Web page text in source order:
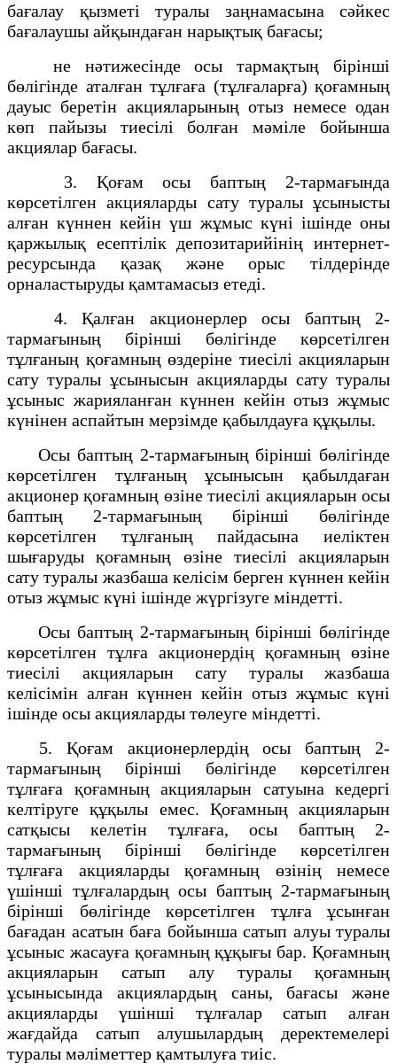
бағалау қызметі туралы заңнамасына сәйкес
бағалаушы айқындаған нарықтық бағасы;
не нәтижесінде осы тармақтың бірінші
бөлігінде аталған тұлғаға (тұлғаларға) қоғамның
дауыс беретін акцияларының отыз немесе одан
көп пайызы тиесілі болған мәміле бойынша
акциялар бағасы.
3. Қоғам осы баптың 2-тармағында
көрсетілген акцияларды сату туралы ұсынысты
алған күннен кейін үш жұмыс күні ішінде оны
қаржылық есептілік депозитарийінің интернет-
ресурсында қазақ және орыс тілдерінде
орналастыруды қамтамасыз етеді.
4. Қалған акционерлер осы баптың 2-
тармағының бірінші бөлігінде көрсетілген
тұлғаның қоғамның өздеріне тиесілі акцияларын
сату туралы ұсынысын акцияларды сату туралы
ұсыныс жарияланған күннен кейін отыз жұмыс
күнінен аспайтын мерзімде қабылдауға құқылы.
Осы баптың 2-тармағының бірінші бөлігінде
көрсетілген тұлғаның ұсынысын қабылдаған
акционер қоғамның өзіне тиесілі акцияларын осы
баптың 2-тармағының бірінші бөлігінде
көрсетілген тұлғаның пайдасына иеліктен
шығаруды қоғамның өзіне тиесілі акцияларын
сату туралы жазбаша келісім берген күннен кейін
отыз жұмыс күні ішінде жүргізуге міндетті.
Осы баптың 2-тармағының бірінші бөлігінде
көрсетілген тұлға акционердің қоғамның өзіне
тиесілі акцияларын сату туралы жазбаша
келісімін алған күннен кейін отыз жұмыс күні
ішінде осы акцияларды төлеуге міндетті.
5. Қоғам акционерлердің осы баптың 2-
тармағының бірінші бөлігінде көрсетілген
тұлғаға қоғамның акцияларын сатуына кедергі
келтіруге құқылы емес. Қоғамның акцияларын
сатқысы келетін тұлғаға, осы баптың 2-
тармағының бірінші бөлігінде көрсетілген
тұлғаға акцияларды қоғамның өзінің немесе
үшінші тұлғалардың осы баптың 2-тармағының
бірінші бөлігінде көрсетілген тұлға ұсынған
бағадан асатын баға бойынша сатып алуы туралы
ұсыныс жасауға қоғамның құқығы бар. Қоғамның
акцияларын сатып алу туралы қоғамның
ұсынысында акциялардың саны, бағасы және
акцияларды үшінші тұлғалар сатып алған
жағдайда сатып алушылардың деректемелері
туралы мәліметтер қамтылуға тиіс.